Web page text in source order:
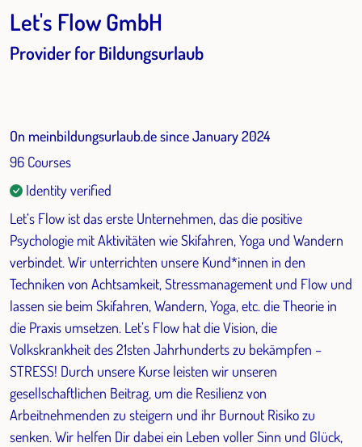
Let's Flow GmbH
Provider for Bildungsurlaub
Let‘s Flow ist das erste Unternehmen, das die positive
Psychologie mit Aktivitäten wie Skifahren, Yoga und Wandern
verbindet. Wir unterrichten unsere Kund*innen in den
Techniken von Achtsamkeit, Stressmanagement und Flow und
lassen sie beim Skifahren, Wandern, Yoga, etc. die Theorie in
die Praxis umsetzen. Let’s Flow hat die Vision, die
Volkskrankheit des 21sten Jahrhunderts zu bekämpfen –
STRESS! Durch unsere Kurse leisten wir unseren
gesellschaftlichen Beitrag, um die Resilienz von
Arbeitnehmenden zu steigern und ihr Burnout Risiko zu
senken. Wir helfen Dir dabei ein Leben voller Sinn und Glück,
On meinbildungsurlaub.de since January 2024
96 Courses
Identity verified